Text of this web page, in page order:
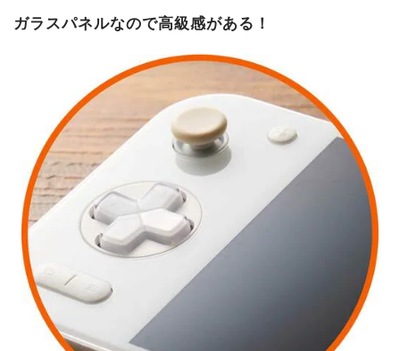
ガラスパネルなので高級感がある！